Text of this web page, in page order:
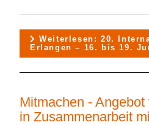
Weiterlesen: 20.
Erlangen – 16. bis 19.
Mitmachen -
in Zusammenarbeit